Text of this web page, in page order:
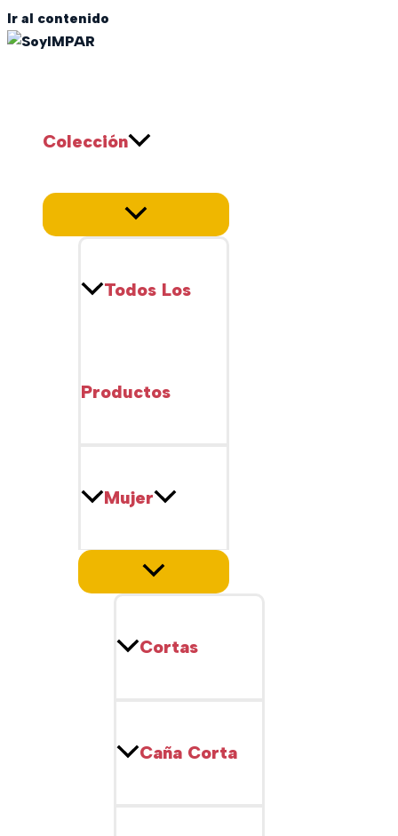
Ir al contenido
Colección
Todos Los
Productos
Mujer
Cortas
Caña Corta